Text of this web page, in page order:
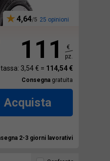
4,64 25 opinioni
111
€
pz.
tassa: 3,54 € = 114,54 €
Consegna gratuita
Acquista
2-3 giorni lavorativi